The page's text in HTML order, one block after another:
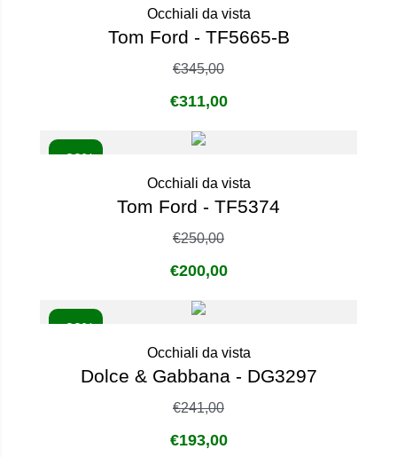
Occhiali da vista
Tom Ford - TF5665-B
€345,00
€311,00
- 20%
Occhiali da vista
Tom Ford - TF5374
€250,00
€200,00
- 20%
Occhiali da vista
Dolce & Gabbana - DG3297
€241,00
€193,00